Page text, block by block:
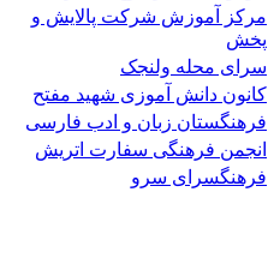
مرکز آموزش شرکت پالایش و
پخش
سرای محله ولنجک
کانون دانش آموزی شهید مفتح
فرهنگستان زبان و ادب فارسی
انجمن فرهنگی سفارت اتریش
فرهنگسرای سرو